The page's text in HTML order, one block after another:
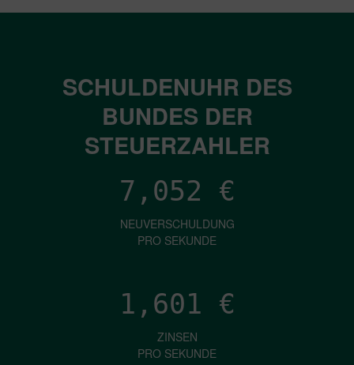
SCHULDENUHR DES
BUNDES DER
STEUERZAHLER
7,052 €
NEUVERSCHULDUNG
PRO SEKUNDE
1,601 €
ZINSEN
PRO SEKUNDE